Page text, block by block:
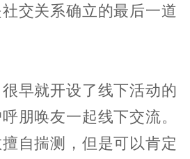
交关系确立的最后一道
早就开设了线下活动的
朋唤友一起线下交流。
自揣测，但是可以肯定